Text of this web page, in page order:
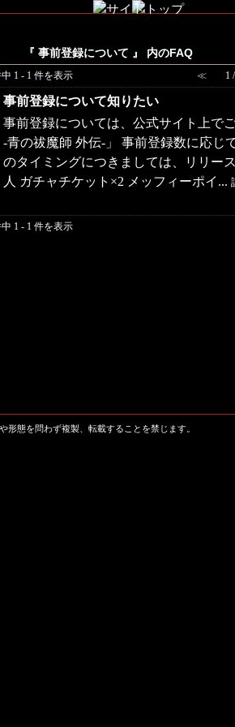
『 事前登録について 』 内のFAQ
中 1 - 1 件を表示 ≪ 1
事前登録について知りたい
事前登録については、公式サイト上で
-青の祓魔師 外伝-」 事前登録数に応
のタイミングにつきましては、リリー
人 ガチャチケット×2 メッフィーポイ...
中 1 - 1 件を表示
形態を問わず複製、転載することを禁じます。